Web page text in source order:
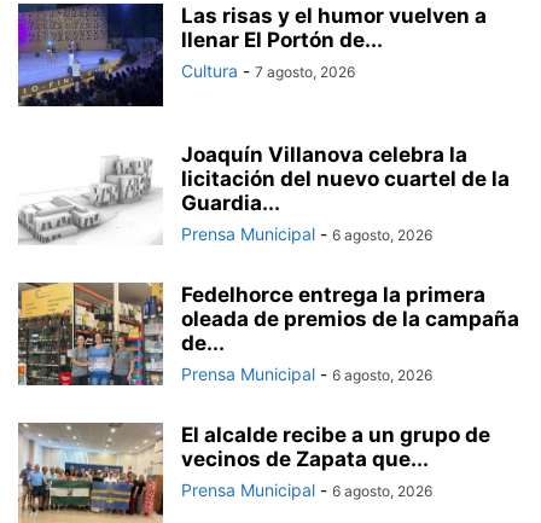
Las risas y el humor vuelven a
llenar El Portón de...
Cultura - 7 agosto, 2026
Joaquín Villanova celebra la
licitación del nuevo cuartel de la
Guardia...
Prensa Municipal - 6 agosto, 2026
Fedelhorce entrega la primera
oleada de premios de la campaña
de...
Prensa Municipal - 6 agosto, 2026
El alcalde recibe a un grupo de
vecinos de Zapata que...
Prensa Municipal - 6 agosto, 2026